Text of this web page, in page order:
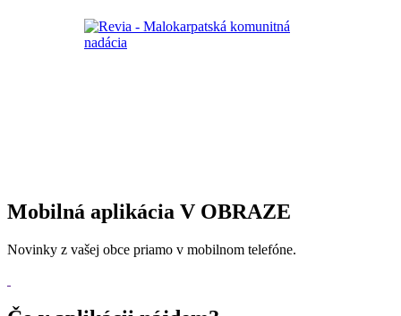
Mobilná aplikácia V OBRAZE
Novinky z vašej obce priamo v mobilnom telefóne.